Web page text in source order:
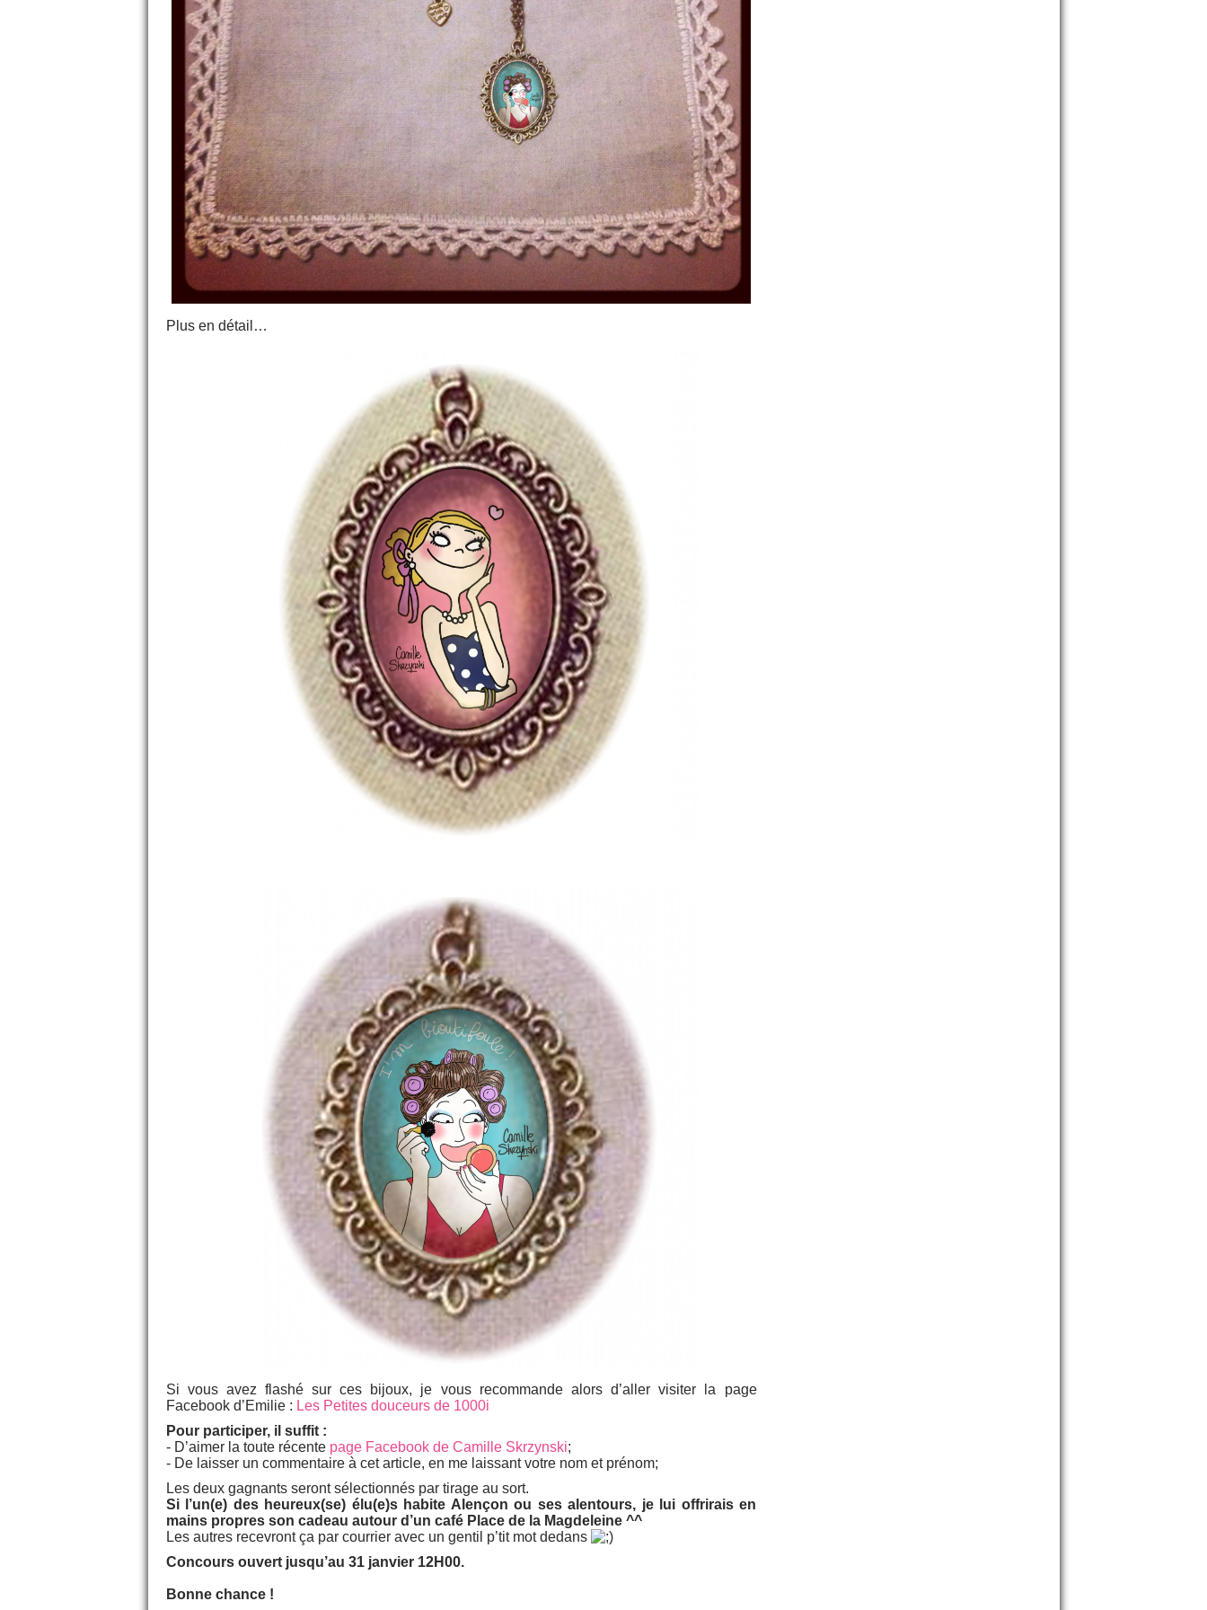
Plus en détail…
Si vous avez flashé sur ces bijoux, je vous recommande alors d’aller visiter la page
Facebook d’Emilie : Les Petites douceurs de 1000i
Pour participer, il suffit :
- D’aimer la toute récente page Facebook de Camille Skrzynski;
- De laisser un commentaire à cet article, en me laissant votre nom et prénom;
Les deux gagnants seront sélectionnés par tirage au sort.
Si l’un(e) des heureux(se) élu(e)s habite Alençon ou ses alentours, je lui offrirais en
mains propres son cadeau autour d’un café Place de la Magdeleine ^^
Les autres recevront ça par courrier avec un gentil p’tit mot dedans
Concours ouvert jusqu’au 31 janvier 12H00.
Bonne chance !